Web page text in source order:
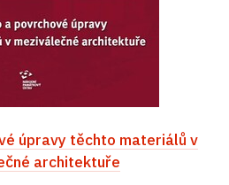
úpravy těchto materiálů v
architektuře